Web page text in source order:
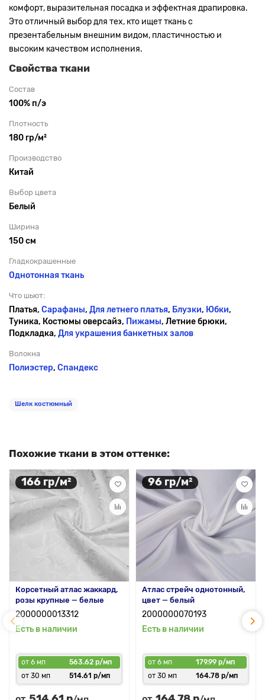
комфорт, выразительная посадка и эффектная драпировка.
Это отличный выбор для тех, кто ищет ткань с
презентабельным внешним видом, пластичностью и
высоким качеством исполнения.
Свойства ткани
Состав
100% п/э
Плотность
180 гр/м²
Производство
Китай
Выбор цвета
Белый
Ширина
150 см
Гладкокрашенные
Однотонная ткань
Что шьют:
Платья, Сарафаны, Для летнего платья, Блузки, Юбки,
Туника, Костюмы оверсайз, Пижамы, Летние брюки,
Подкладка, Для украшения банкетных залов
Волокна
Полиэстер, Спандекс
Шелк костюмный
Похожие ткани в этом оттенке:
166 гр/м²
Корсетный атлас жаккард,
розы крупные — белые
2000000013312
Есть в наличии
от 6 мп
563.62 р/мп
от 30 мп
514.61 р/мп
96 гр/м²
Атлас стрейч однотонный,
цвет — белый
2000000070193
Есть в наличии
от 6 мп
179.99 р/мп
от 30 мп
164.78 р/мп